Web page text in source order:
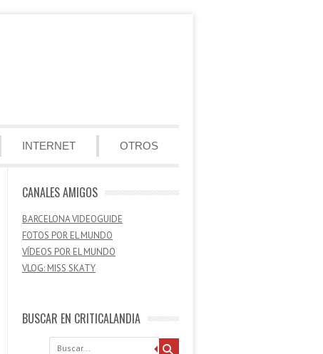
INTERNET OTROS
CANALES AMIGOS
BARCELONA VIDEOGUIDE
FOTOS POR EL MUNDO
VÍDEOS POR EL MUNDO
VLOG: MISS SKATY
BUSCAR EN CRITICALANDIA
Buscar